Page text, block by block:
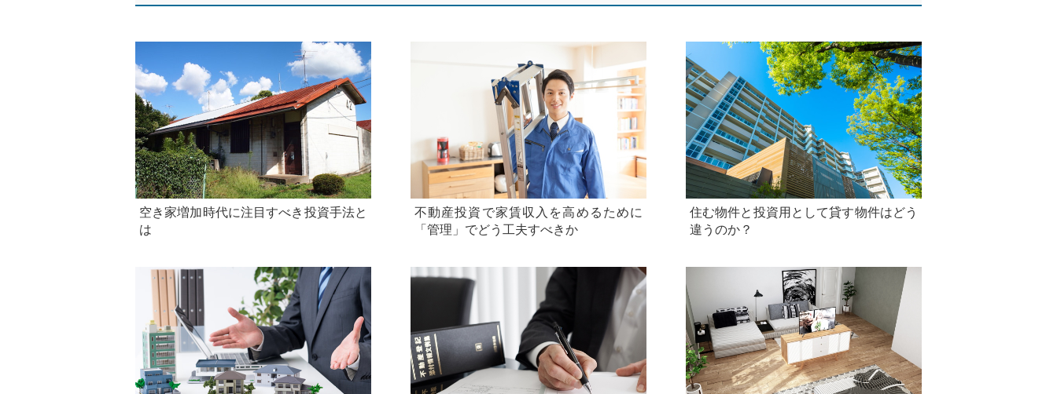
空き家増加時代に注目すべき投資手法と
は
不動産投資で家賃収入を高めるために
「管理」でどう工夫すべきか
住む物件と投資用として貸す物件はどう
違うのか？